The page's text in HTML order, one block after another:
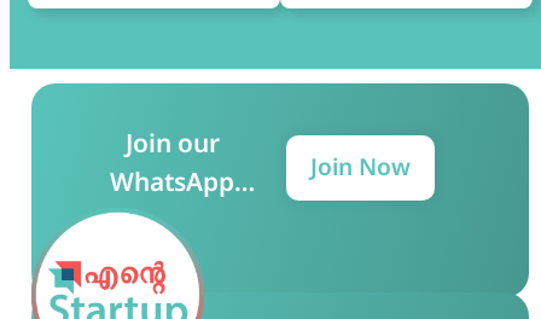
Join our
WhatsApp
Group for more
updates!
Join Now